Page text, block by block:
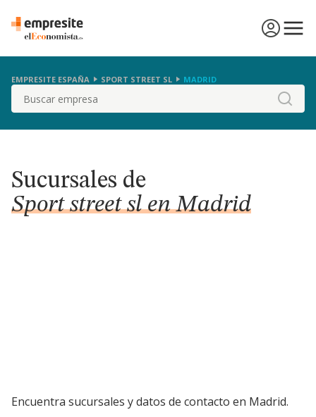
EMPRESITE ESPAÑA SPORT STREET SL MADRID
Buscar
Sucursales de
Sport street sl en Madrid
Encuentra sucursales y datos de contacto en Madrid.